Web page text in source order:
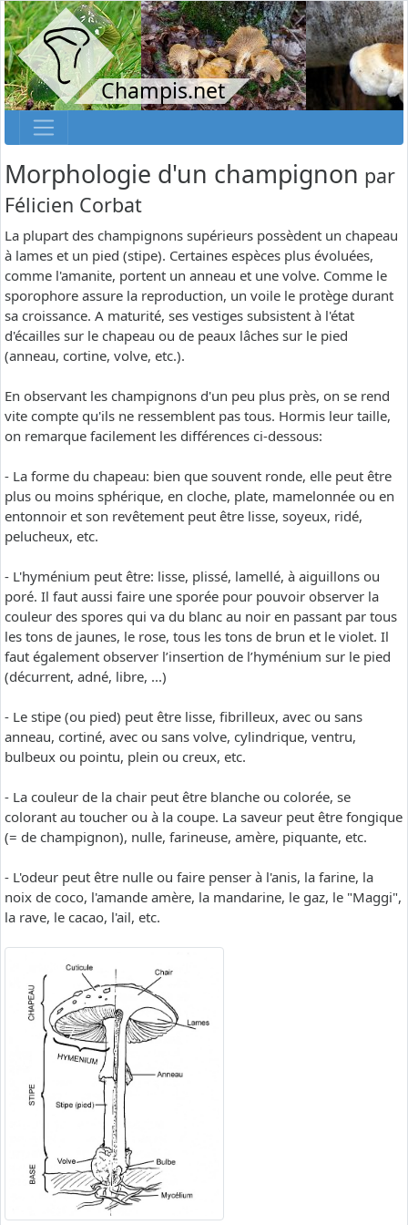
Champis.net
Morphologie d'un champignon par
Félicien Corbat
La plupart des champignons supérieurs possèdent un chapeau
à lames et un pied (stipe). Certaines espèces plus évoluées,
comme l'amanite, portent un anneau et une volve. Comme le
sporophore assure la reproduction, un voile le protège durant
sa croissance. A maturité, ses vestiges subsistent à l'état
d'écailles sur le chapeau ou de peaux lâches sur le pied
(anneau, cortine, volve, etc.).
En observant les champignons d'un peu plus près, on se rend
vite compte qu'ils ne ressemblent pas tous. Hormis leur taille,
on remarque facilement les différences ci-dessous:
- La forme du chapeau: bien que souvent ronde, elle peut être
plus ou moins sphérique, en cloche, plate, mamelonnée ou en
entonnoir et son revêtement peut être lisse, soyeux, ridé,
pelucheux, etc.
- L'hyménium peut être: lisse, plissé, lamellé, à aiguillons ou
poré. Il faut aussi faire une sporée pour pouvoir observer la
couleur des spores qui va du blanc au noir en passant par tous
les tons de jaunes, le rose, tous les tons de brun et le violet. Il
faut également observer l’insertion de l’hyménium sur le pied
(décurrent, adné, libre, ...)
- Le stipe (ou pied) peut être lisse, fibrilleux, avec ou sans
anneau, cortiné, avec ou sans volve, cylindrique, ventru,
bulbeux ou pointu, plein ou creux, etc.
- La couleur de la chair peut être blanche ou colorée, se
colorant au toucher ou à la coupe. La saveur peut être fongique
(= de champignon), nulle, farineuse, amère, piquante, etc.
- L'odeur peut être nulle ou faire penser à l'anis, la farine, la
noix de coco, l'amande amère, la mandarine, le gaz, le "Maggi",
la rave, le cacao, l'ail, etc.